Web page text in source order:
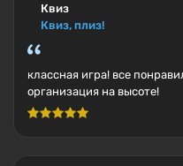
Квиз
Квиз, плиз!
классная игра! все
организация на высоте!